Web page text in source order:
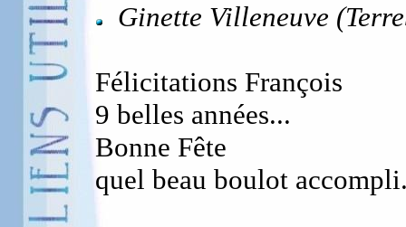
Ginette Villeneuve
Félicitations François
9 belles années...
Bonne Fête
quel beau boulot